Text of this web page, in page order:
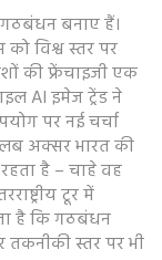
बनाए हैं।
को विश्व स्तर पर
की फ्रेंचाइजी एक
AI इमेज ट्रेंड ने
पर नई चर्चा
अक्सर भारत की
है – चाहे वह
टूर में
है कि गठबंधन
स्तर पर भी